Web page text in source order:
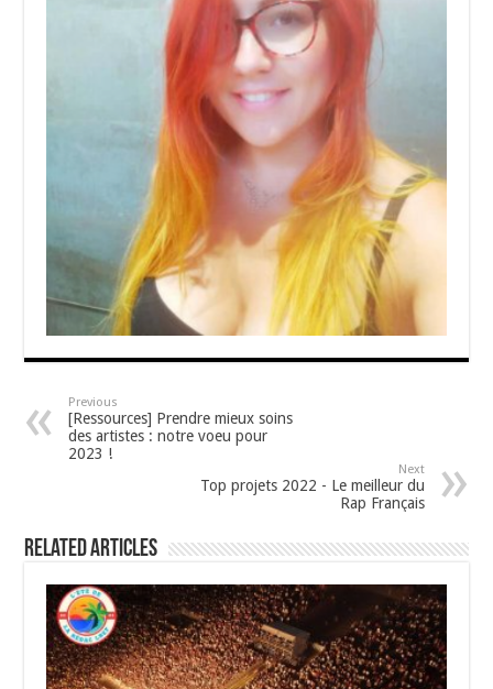
Previous
[Ressources] Prendre mieux soins
des artistes : notre voeu pour
2023 !
Next
Top projets 2022 - Le meilleur du
Rap Français
Related Articles